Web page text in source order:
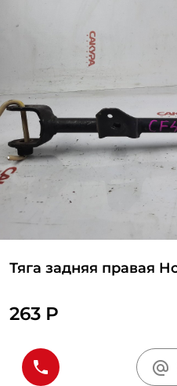
Тяга задняя правая
263 Р